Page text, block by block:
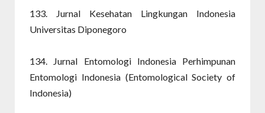
133. Jurnal Kesehatan Lingkungan Indonesia
Universitas Diponegoro
134. Jurnal Entomologi Indonesia Perhimpunan
Entomologi Indonesia (Entomological Society of
Indonesia)